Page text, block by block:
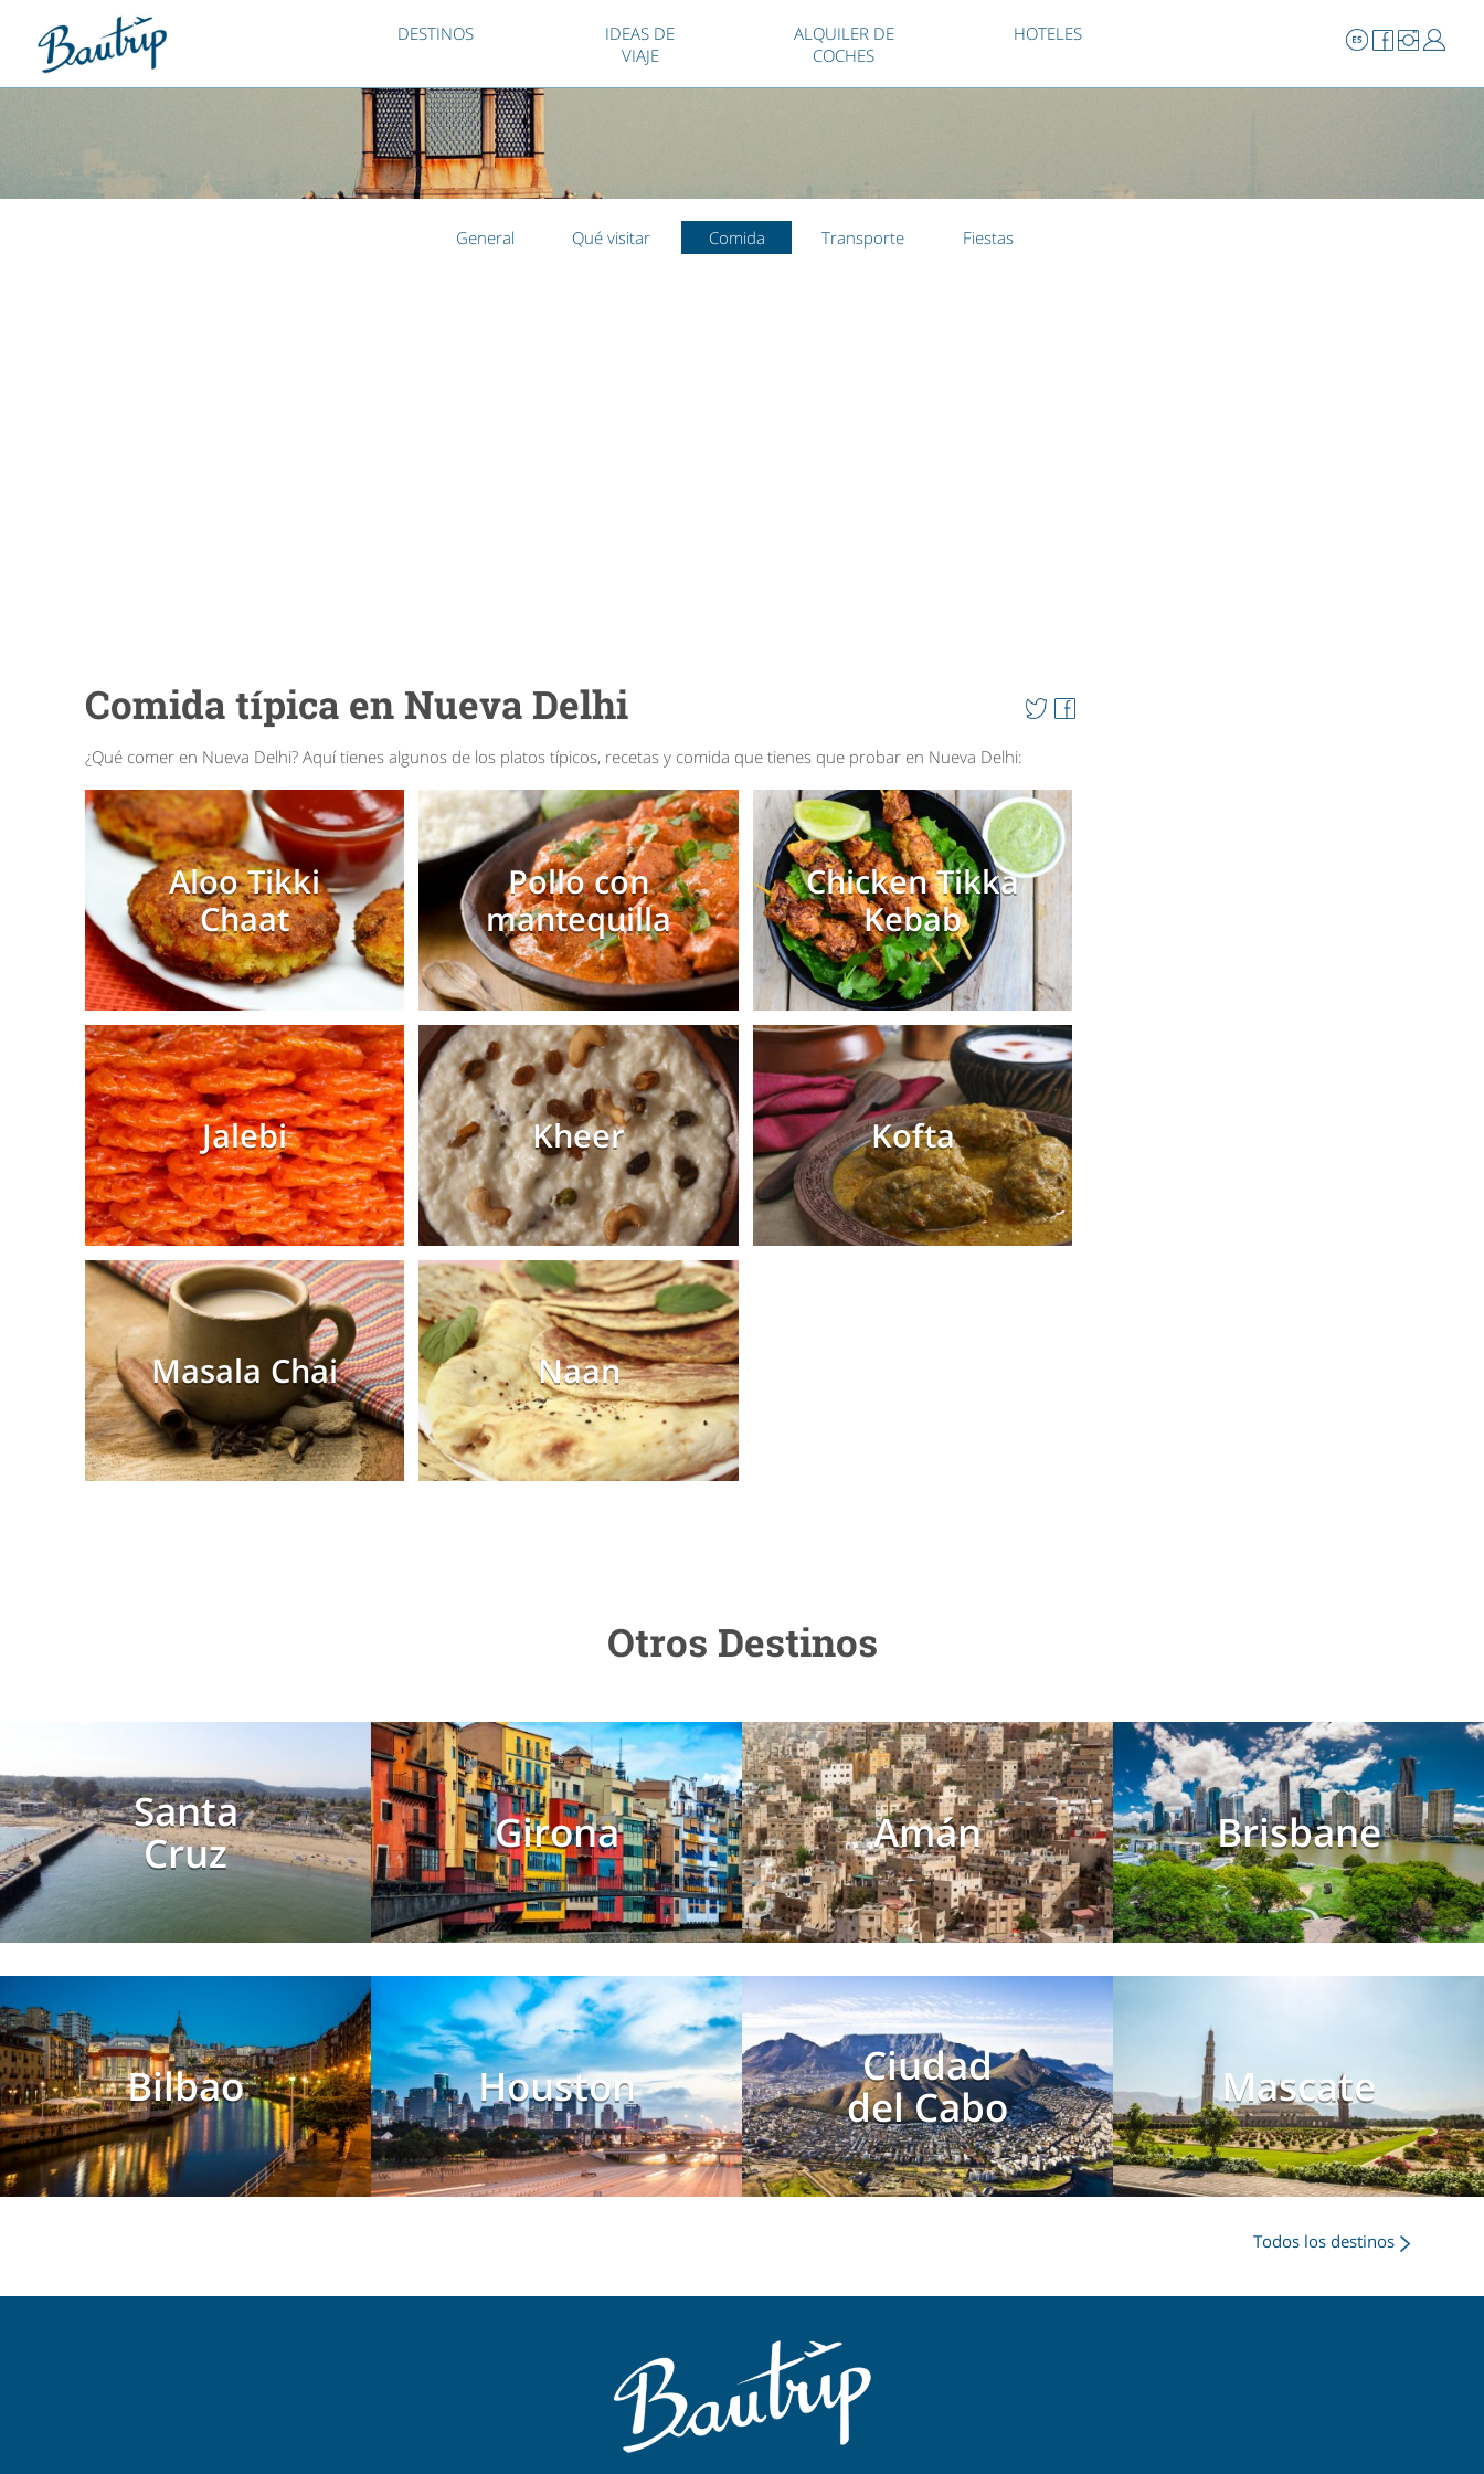
DESTINOS
IDEAS DE
VIAJE
ALQUILER DE
COCHES
HOTELES
General Qué visitar Comida Transporte Fiestas
Comida típica en Nueva Delhi
¿Qué comer en Nueva Delhi? Aquí tienes algunos de los platos típicos, recetas y comida que tienes que probar en Nueva Delhi:
Aloo Tikki
Chaat
Pollo con
mantequilla
Chicken Tikka
Kebab
Jalebi Kheer Kofta
Masala Chai Naan
Otros Destinos
Santa
Cruz
Girona Amán Brisbane
Bilbao Houston
Ciudad
del Cabo
Mascate
Todos los destinos